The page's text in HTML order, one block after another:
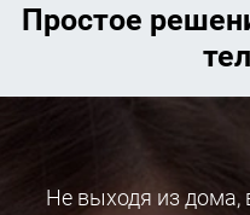
Простое
Не выходя из дома,